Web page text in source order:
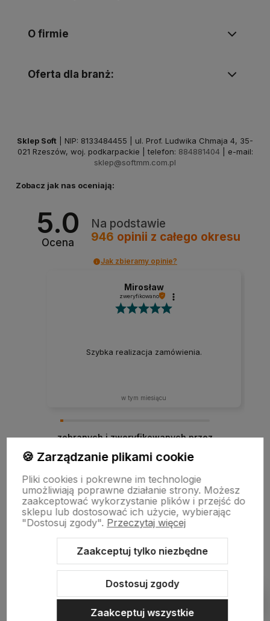
O firmie
Oferta dla branż:
Sklep Soft | NIP: 8133484455 | ul. Prof. Ludwika Chmaja 4, 35-
021 Rzeszów, woj. podkarpackie | telefon: 884881404 | e-mail:
sklep@softmm.com.pl
Zobacz jak nas oceniają:
5.0
Ocena
Na podstawie
946 opinii z całego okresu
Jak zbieramy opinie?
Mirosław
zweryfikowano
Szybka realizacja zamówienia.
w tym miesiącu
zebranych i zweryfikowanych przez
Sklep internetowy Shoper.pl Szablon Shoper Modern 3.0™
🍪 Zarządzanie plikami cookie
Pliki cookies i pokrewne im technologie
umożliwiają poprawne działanie strony. Możesz
zaakceptować wykorzystanie plików i przejść do
sklepu lub dostosować ich użycie, wybierając
"Dostosuj zgody". Przeczytaj więcej
Zaakceptuj tylko niezbędne
Dostosuj zgody
Zaakceptuj wszystkie